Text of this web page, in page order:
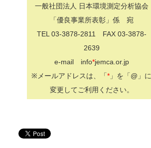
一般社団法人 日本環境測定分析協会
「優良事業所表彰」係 宛
TEL 03-3878-2811 FAX 03-3878-
2639
e-mail info*jemca.or.jp
※メールアドレスは、「* 」を「@」に
変更してご利用ください。